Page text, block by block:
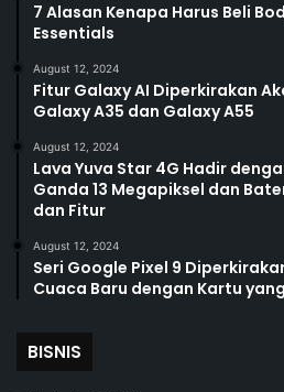
7 Alasan Kenapa Harus Beli
Essentials
August 12, 2024
Fitur Galaxy AI Diperkirakan
Galaxy A35 dan Galaxy A55
August 12, 2024
Lava Yuva Star 4G Hadir
Ganda 13 Megapiksel dan
dan Fitur
August 12, 2024
Seri Google Pixel 9
Cuaca Baru dengan Kartu
BISNIS